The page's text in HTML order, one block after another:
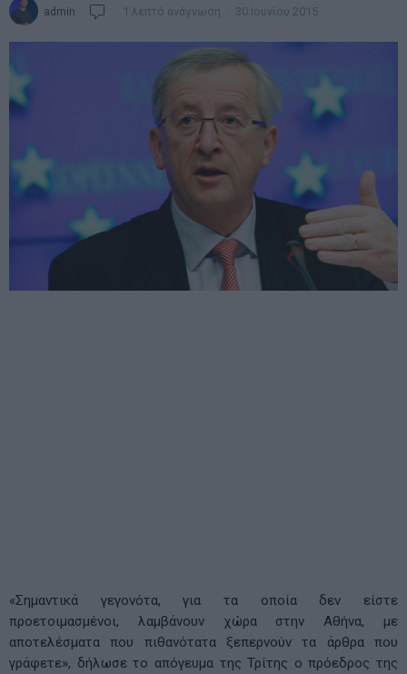
admin 1 λεπτό ανάγνωση 30 Ιουνίου 2015
«Σημαντικά γεγονότα, για τα οποία δεν είστε
προετοιμασμένοι, λαμβάνουν χώρα στην Αθήνα, με
αποτελέσματα που πιθανότατα ξεπερνούν τα άρθρα που
γράφετε», δήλωσε το απόγευμα της Τρίτης ο πρόεδρος της